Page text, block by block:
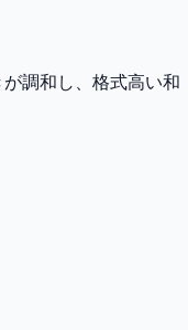
調和し、格式高い和